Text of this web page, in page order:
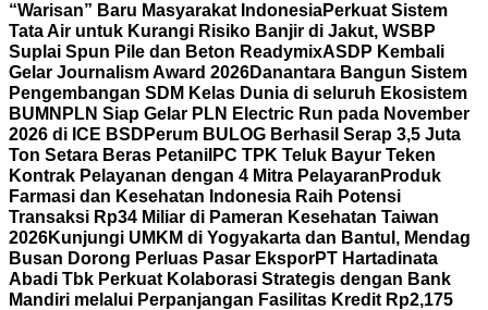
“Warisan” Baru Masyarakat IndonesiaPerkuat Sistem
Tata Air untuk Kurangi Risiko Banjir di Jakut, WSBP
Suplai Spun Pile dan Beton ReadymixASDP Kembali
Gelar Journalism Award 2026Danantara Bangun Sistem
Pengembangan SDM Kelas Dunia di seluruh Ekosistem
BUMN PLN Siap Gelar PLN Electric Run pada November
2026 di ICE BSD Perum BULOG Berhasil Serap 3,5 Juta
Ton Setara Beras Petani IPC TPK Teluk Bayur Teken
Kontrak Pelayanan dengan 4 Mitra Pelayaran Produk
Farmasi dan Kesehatan Indonesia Raih Potensi
Transaksi Rp34 Miliar di Pameran Kesehatan Taiwan
2026Kunjungi UMKM di Yogyakarta dan Bantul, Mendag
Busan Dorong Perluas Pasar EksporPT Hartadinata
Abadi Tbk Perkuat Kolaborasi Strategis dengan Bank
Mandiri melalui Perpanjangan Fasilitas Kredit Rp2,175